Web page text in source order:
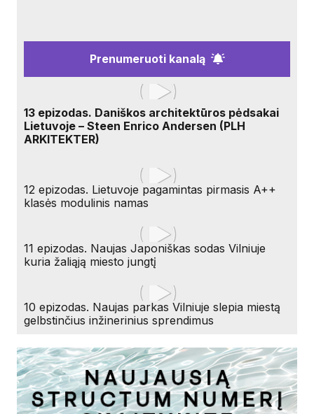
Prenumeruoti kanalą
13 epizodas. Daniškos architektūros pėdsakai
Lietuvoje – Steen Enrico Andersen (PLH
ARKITEKTER)
12 epizodas. Lietuvoje pagamintas pirmasis A++
klasės modulinis namas
11 epizodas. Naujas Japoniškas sodas Vilniuje
kuria žaliąją miesto jungtį
10 epizodas. Naujas parkas Vilniuje slepia miestą
gelbstinčius inžinerinius sprendimus